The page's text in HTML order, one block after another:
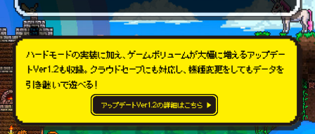
無
限
大！
テ
ラ
リ
ア